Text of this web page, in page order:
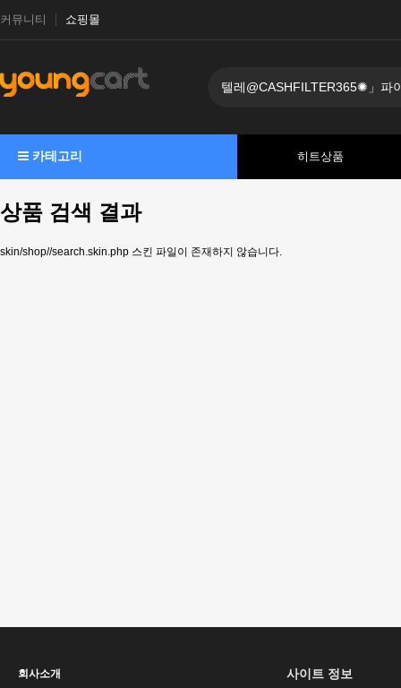
커뮤니티 쇼핑몰
카테고리 히트상품
상품 검색 결과
skin/shop//search.skin.php 스킨 파일이 존재하지 않습니다.
회사소개
사이트 정보